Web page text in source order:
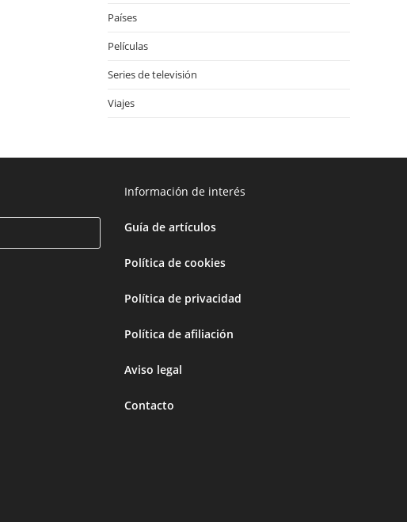
Países
Películas
Series de televisión
Viajes
Información de interés
Guía de artículos
Política de cookies
Política de privacidad
Política de afiliación
Aviso legal
Contacto